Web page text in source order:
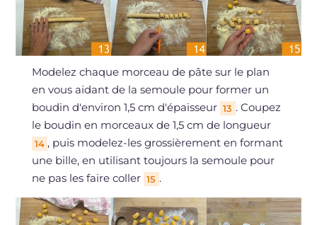
Modelez chaque morceau de pâte sur le plan
en vous aidant de la semoule pour former un
boudin d'environ 1,5 cm d'épaisseur 13 . Coupez
le boudin en morceaux de 1,5 cm de longueur
14 , puis modelez-les grossièrement en formant
une bille, en utilisant toujours la semoule pour
ne pas les faire coller 15 .